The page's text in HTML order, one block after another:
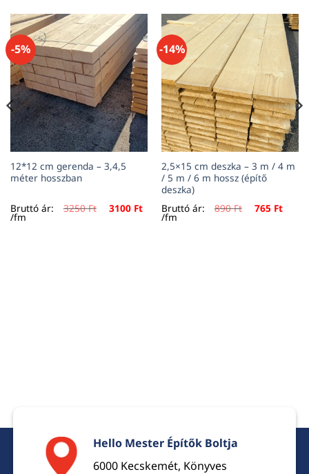
-5%
12*12 cm gerenda – 3,4,5
méter hosszban
Bruttó ár: 3250Ft Original
price
3100 FtCurrent
price
/fm
-14%
2,5×15 cm deszka – 3 m / 4 m
/ 5 m / 6 m hossz (építő
deszka)
Bruttó ár:
890Ft Original
price
765 Ft
price
/fm
Hello Mester Építők Boltja
6000 Kecskemét, Könyves